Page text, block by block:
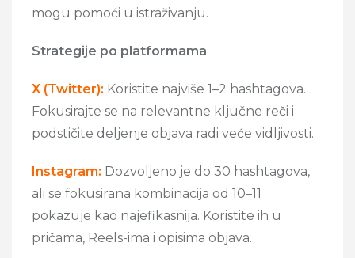
mogu pomoći u istraživanju.
Strategije po platformama
X (Twitter): Koristite najviše 1–2 hashtagova.
Fokusirajte se na relevantne ključne reči i
podstičite deljenje objava radi veće vidljivosti.
Instagram: Dozvoljeno je do 30 hashtagova,
ali se fokusirana kombinacija od 10–11
pokazuje kao najefikasnija. Koristite ih u
pričama, Reels-ima i opisima objava.